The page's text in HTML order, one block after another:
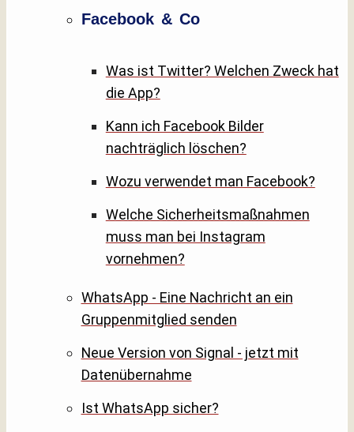
Facebook & Co
Was ist Twitter? Welchen Zweck hat
die App?
Kann ich Facebook Bilder
nachträglich löschen?
Wozu verwendet man Facebook?
Welche Sicherheitsmaßnahmen
muss man bei Instagram
vornehmen?
WhatsApp - Eine Nachricht an ein
Gruppenmitglied senden
Neue Version von Signal - jetzt mit
Datenübernahme
Ist WhatsApp sicher?